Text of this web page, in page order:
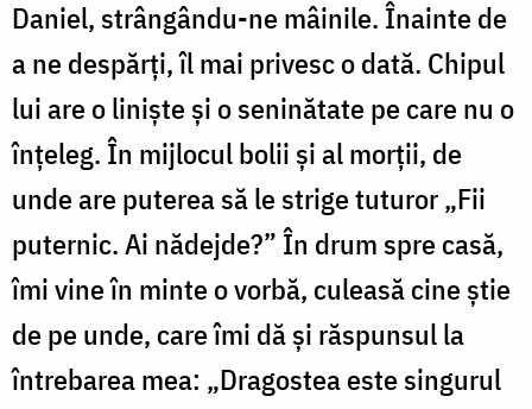
Daniel, strângându-ne mâinile. Înainte de
a ne despărţi, îl mai privesc o dată. Chipul
lui are o linişte şi o seninătate pe care nu o
înţeleg. În mijlocul bolii şi al morţii, de
unde are puterea să le strige tuturor „Fii
puternic. Ai nădejde?” În drum spre casă,
îmi vine în minte o vorbă, culeasă cine știe
de pe unde, care îmi dă şi răspunsul la
întrebarea mea: „Dragostea este singurul